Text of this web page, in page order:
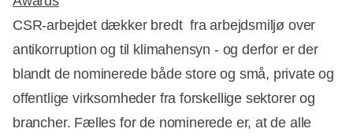
CSR-arbejdet dækker bredt  fra arbejdsmiljø over
antikorruption og til klimahensyn - og derfor er der
blandt de nominerede både store og små, private og
offentlige virksomheder fra forskellige sektorer og
brancher. Fælles for de nominerede er, at de alle